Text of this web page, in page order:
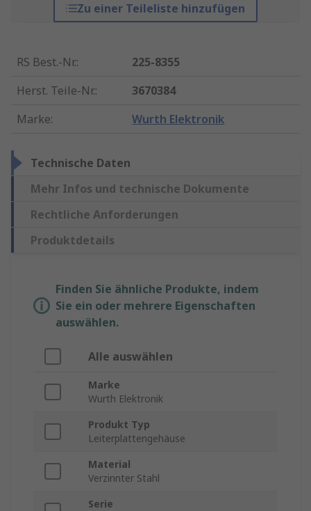
Zu einer Teileliste hinzufügen
RS Best.-Nr.:
225-8355
Herst. Teile-Nr.:
3670384
Marke: Wurth Elektronik
Technische Daten
Mehr Infos und technische Dokumente
Rechtliche Anforderungen
Produktdetails
Finden Sie ähnliche Produkte, indem
Sie ein oder mehrere Eigenschaften
auswählen.
Alle auswählen
Marke
Wurth Elektronik
Produkt Typ
Leiterplattengehäuse
Material
Verzinnter Stahl
Serie